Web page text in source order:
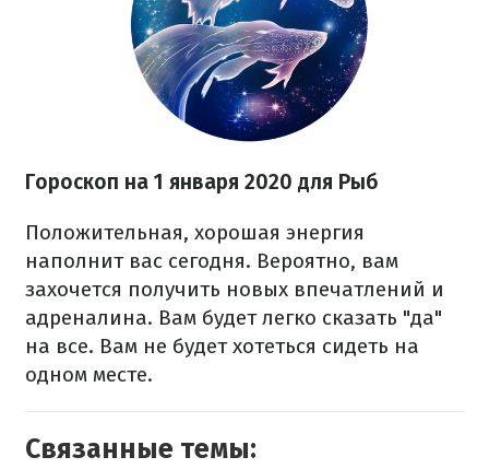
Гороскоп на 1 января 2020 для Рыб
Положительная, хорошая энергия
наполнит вас сегодня. Вероятно, вам
захочется получить новых впечатлений и
адреналина. Вам будет легко сказать "да"
на все. Вам не будет хотеться сидеть на
одном месте.
Связанные темы: